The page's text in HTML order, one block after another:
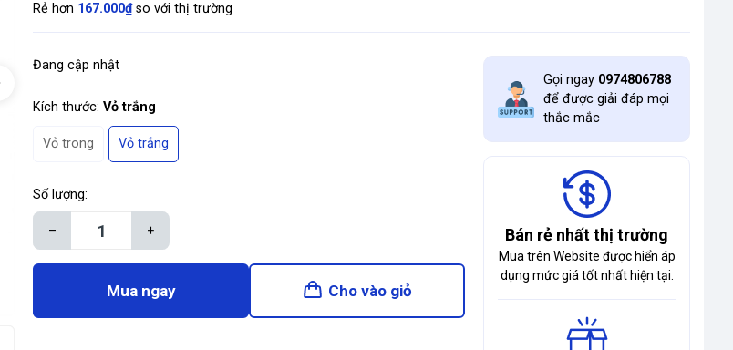
Rẻ hơn 167.000₫so với thị trường
Đang cập nhật
Kích thước:Vỏ trắng
Vỏ trong Vỏ trắng
Số lượng:
– +
Mua ngay Cho vào giỏ
Gọi ngay 0974806788
để được giải đáp mọi
thắc mắc
Bán rẻ nhất thị trường
Mua trên Website được hiển áp
dụng mức giá tốt nhất hiện tại.